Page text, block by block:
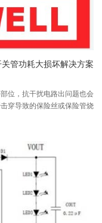
管功耗大损坏解决方案
位，抗干扰电路出问题也会
穿导致的保险丝或保险管烧